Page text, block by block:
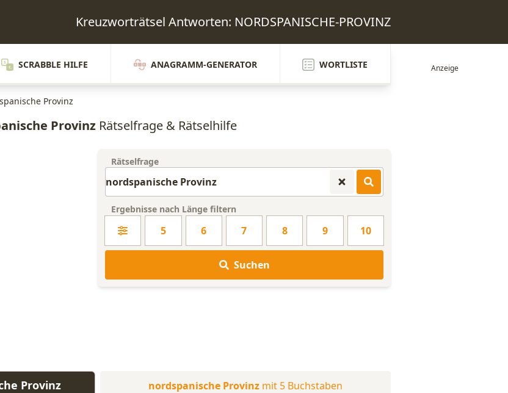
Kreuzworträtsel Antworten: NORDSPANISCHE-PROVINZ
SCRABBLE HILFE ANAGRAMM-GENERATOR WORTLISTE
Provinz
Provinz Rätselfrage & Rätselhilfe
Rätselfrage
Ergebnisse nach Länge filtern
5 6 7 8 9 10
Suchen
Provinz nordspanische Provinz mit 5 Buchstaben